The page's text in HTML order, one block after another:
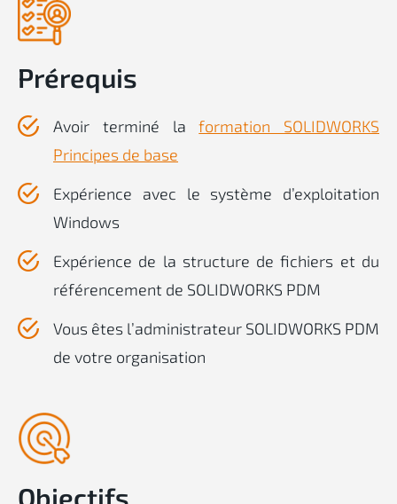
Prérequis
Avoir terminé laformation SOLIDWORKS
Principes de base
Expérience avec le système d’exploitation
Windows
Expérience de la structure de fichiers et du
référencement de SOLIDWORKS PDM
Vous êtes l’administrateur SOLIDWORKS PDM
de votre organisation
Objectifs